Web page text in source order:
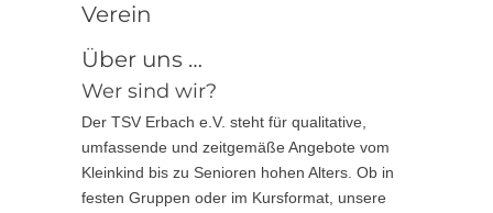
Verein
Über uns …
Wer sind wir?
Der TSV Erbach e.V. steht für qualitative,
umfassende und zeitgemäße Angebote vom
Kleinkind bis zu Senioren hohen Alters. Ob in
festen Gruppen oder im Kursformat, unsere